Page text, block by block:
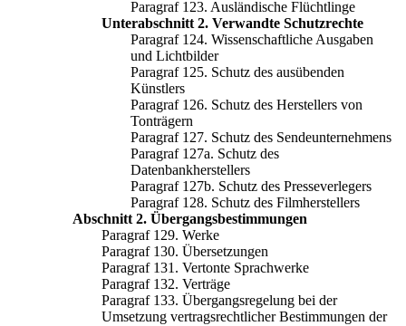
Paragraf 123. Ausländische Flüchtlinge
Unterabschnitt 2. Verwandte Schutzrechte
Paragraf 124. Wissenschaftliche Ausgaben
und Lichtbilder
Paragraf 125. Schutz des ausübenden
Künstlers
Paragraf 126. Schutz des Herstellers von
Tonträgern
Paragraf 127. Schutz des Sendeunternehmens
Paragraf 127a. Schutz des
Datenbankherstellers
Paragraf 127b. Schutz des Presseverlegers
Paragraf 128. Schutz des Filmherstellers
Abschnitt 2. Übergangsbestimmungen
Paragraf 129. Werke
Paragraf 130. Übersetzungen
Paragraf 131. Vertonte Sprachwerke
Paragraf 132. Verträge
Paragraf 133. Übergangsregelung bei der
Umsetzung vertragsrechtlicher Bestimmungen der